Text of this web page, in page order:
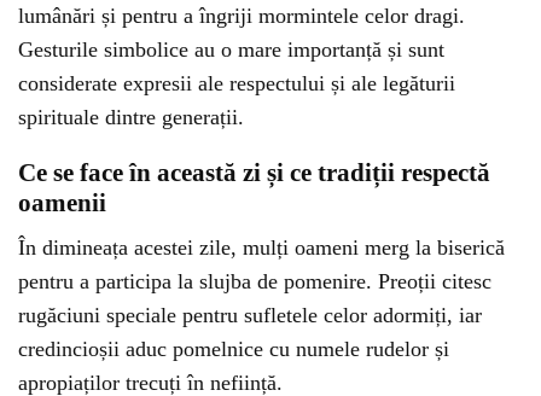
lumânări și pentru a îngriji mormintele celor dragi.
Gesturile simbolice au o mare importanță și sunt
considerate expresii ale respectului și ale legăturii
spirituale dintre generații.
Ce se face în această zi și ce tradiții respectă
oamenii
În dimineața acestei zile, mulți oameni merg la biserică
pentru a participa la slujba de pomenire. Preoții citesc
rugăciuni speciale pentru sufletele celor adormiți, iar
credincioșii aduc pomelnice cu numele rudelor și
apropiaților trecuți în neființă.